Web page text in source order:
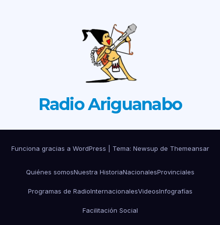
Radio Ariguanabo
Funciona gracias a WordPress Tema: Newsup de Themeansar
Quiénes somosNuestra HistoriaNacionalesProvinciales
Programas de RadioInternacionalesVideosInfografías
Facilitación Social